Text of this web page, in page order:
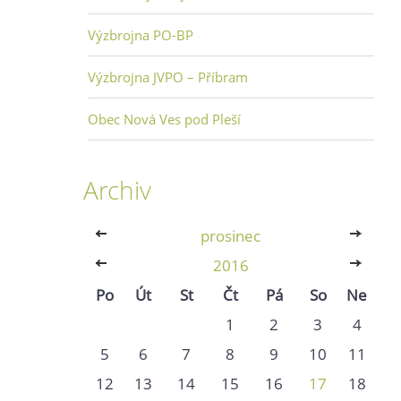
Výzbrojna PO-BP
Výzbrojna JVPO – Příbram
Obec Nová Ves pod Pleší
Archiv
<< prosinec
>>
<<
2016
>>
Po
Út St Čt Pá So
Ne
1
2 3
4
5
6 7 8 9 10
11
12
13 14 15 16 17 18